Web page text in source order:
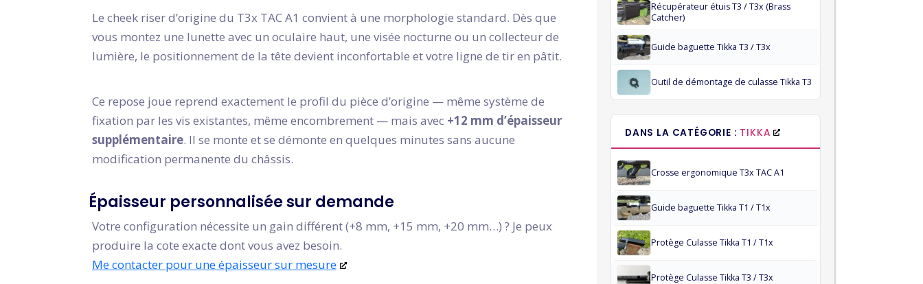
Le cheek riser d’origine du T3x TAC A1 convient à une morphologie standard. Dès que
vous montez une lunette avec un oculaire haut, une visée nocturne ou un collecteur de
lumière, le positionnement de la tête devient inconfortable et votre ligne de tir en pâtit.
Ce repose joue reprend exactement le profil du pièce d’origine — même système de
fixation par les vis existantes, même encombrement — mais avec +12 mm d’épaisseur
supplémentaire. Il se monte et se démonte en quelques minutes sans aucune
modification permanente du châssis.
Épaisseur personnalisée sur demande
Votre configuration nécessite un gain différent (+8 mm, +15 mm, +20 mm…) ? Je peux
produire la cote exacte dont vous avez besoin.
Me contacter pour une épaisseur sur mesure
Récupérateur étuis T3 / T3x (Brass
Catcher)
Guide baguette Tikka T3 / T3x
Outil de démontage de culasse Tikka T3
DANS LA CATÉGORIE : TIKKA
Crosse ergonomique T3x TAC A1
Guide baguette Tikka T1 / T1x
Protège Culasse Tikka T1 / T1x
Protège Culasse Tikka T3 / T3x